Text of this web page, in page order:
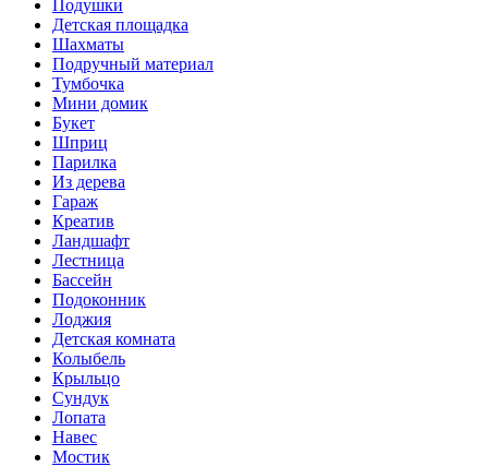
Подушки
Детская площадка
Шахматы
Подручный материал
Тумбочка
Мини домик
Букет
Шприц
Парилка
Из дерева
Гараж
Креатив
Ландшафт
Лестница
Бассейн
Подоконник
Лоджия
Детская комната
Колыбель
Крыльцо
Сундук
Лопата
Навес
Мостик